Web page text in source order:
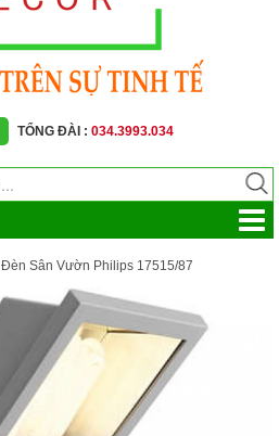
TỔNG ĐÀI : 034.3993.034
Đèn Sân Vườn Philips 17515/87